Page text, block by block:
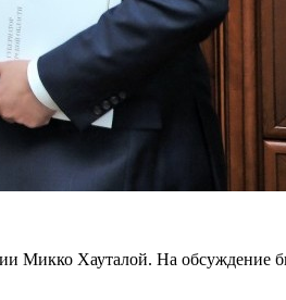
Микко Хауталой. На обсуждение